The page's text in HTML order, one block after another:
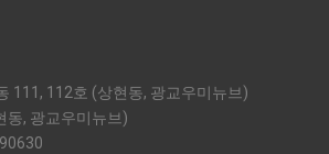
111, 112호 (상현동, 광교우미뉴브)
동, 광교우미뉴브)